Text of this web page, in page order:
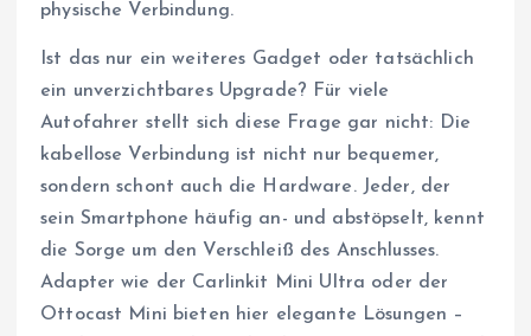
physische Verbindung.
Ist das nur ein weiteres Gadget oder tatsächlich
ein unverzichtbares Upgrade? Für viele
Autofahrer stellt sich diese Frage gar nicht: Die
kabellose Verbindung ist nicht nur bequemer,
sondern schont auch die Hardware. Jeder, der
sein Smartphone häufig an- und abstöpselt, kennt
die Sorge um den Verschleiß des Anschlusses.
Adapter wie der Carlinkit Mini Ultra oder der
Ottocast Mini bieten hier elegante Lösungen –